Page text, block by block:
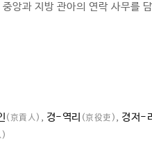
앙과 지방 관아의 연락 사무를
(京貢人) , 경-역리 (京役吏) , 경저-
)